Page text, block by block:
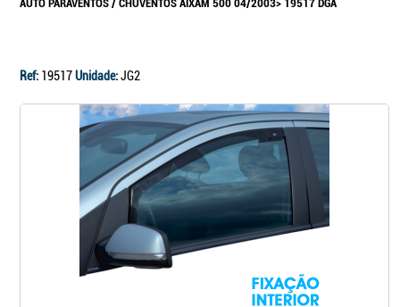
AUTO PARAVENTOS / CHUVENTOS AIXAM 500 04/2003> 19517 DGA
Ref: 19517Unidade:JG2